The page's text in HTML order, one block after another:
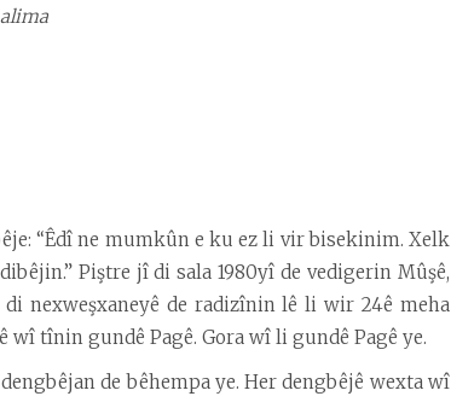
“Êdî ne mumkûn e ku ez li vir bisekinim. Xelk
Piştre jî di sala 1980yî de vedigerin Mûşê,
di nexweşxaneyê de radizînin lê li wir 24ê meha
wî tînin gundê Pagê. Gora wî li gundê Pagê ye.
de bêhempa ye. Her dengbêjê wexta wî